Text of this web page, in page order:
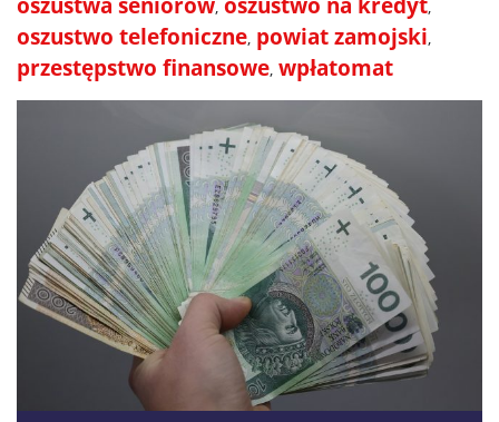
oszustwo telefoniczne powiat zamojski
przestępstwo finansowe wpłatomat